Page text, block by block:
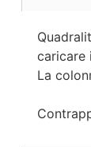
caricare
La